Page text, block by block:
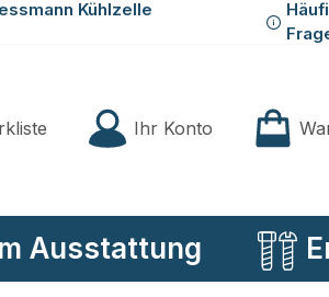
Kühlzelle
Du hast 0 Produkte auf der
Ihr Konto
Ausstattung